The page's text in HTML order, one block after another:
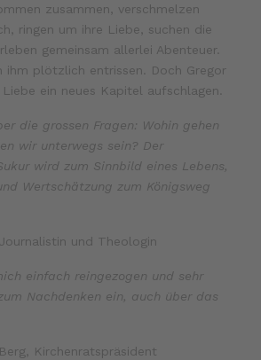
zusammen, verschmelzen
ringen um ihre Liebe, suchen die
gemeinsam allerlei Abenteuer.
ihm plötzlich entrissen. Doch Gregor
ein neues Kapitel aufschlagen.
die grossen Fragen: Wohin gehen
wir unterwegs sein? Der
wird zum Sinnbild eines Lebens,
Wertschätzung zum Königsweg
und Theologin
einfach reingezogen und sehr
Nachdenken ein, auch über das
Kirchenratspräsident